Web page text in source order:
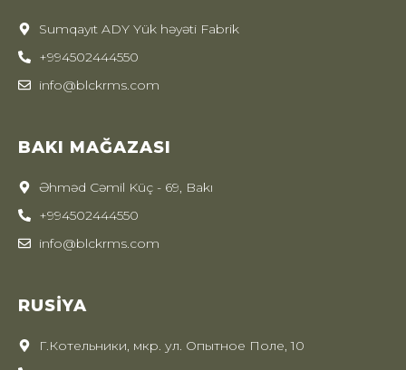
Sumqayıt ADY Yük həyəti Fabrik
+994502444550
info@blckrms.com
BAKI MAĞAZASI
Əhməd Cəmil Küç - 69, Bakı
+994502444550
info@blckrms.com
RUSIYA
Г.Котельники, мкр. ул. Опытное Поле, 10